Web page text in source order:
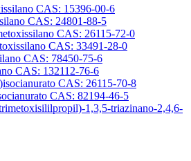
CAS: 15396-00-6
CAS: 24801-88-5
CAS: 26115-72-0
CAS: 33491-28-0
CAS: 78450-75-6
CAS: 132112-76-6
CAS: 26115-70-8
CAS: 82194-46-5
1,3,5-triazinano-2,4,6-